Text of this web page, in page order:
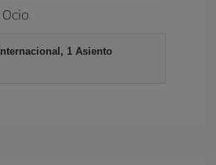
1 Asiento